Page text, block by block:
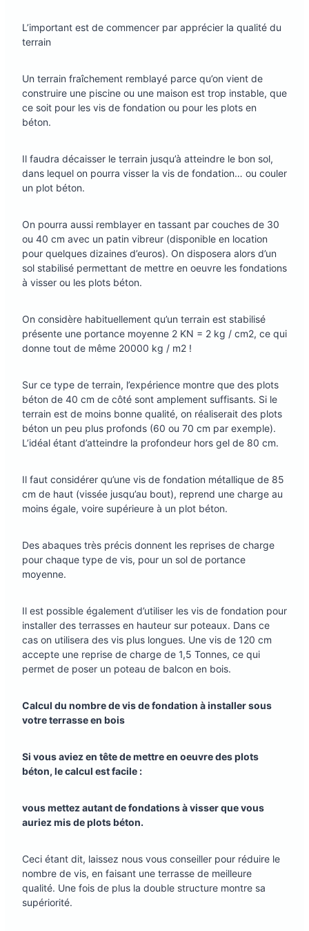
L’important est de commencer par apprécier la qualité du
terrain
Un terrain fraîchement remblayé parce qu’on vient de
construire une piscine ou une maison est trop instable, que
ce soit pour les vis de fondation ou pour les plots en
béton.
Il faudra décaisser le terrain jusqu’à atteindre le bon sol,
dans lequel on pourra visser la vis de fondation… ou couler
un plot béton.
On pourra aussi remblayer en tassant par couches de 30
ou 40 cm avec un patin vibreur (disponible en location
pour quelques dizaines d’euros). On disposera alors d’un
sol stabilisé permettant de mettre en oeuvre les fondations
à visser ou les plots béton.
On considère habituellement qu’un terrain est stabilisé
présente une portance moyenne 2 KN = 2 kg / cm2, ce qui
donne tout de même 20000 kg / m2 !
Sur ce type de terrain, l’expérience montre que des plots
béton de 40 cm de côté sont amplement suffisants. Si le
terrain est de moins bonne qualité, on réaliserait des plots
béton un peu plus profonds (60 ou 70 cm par exemple).
L’idéal étant d’atteindre la profondeur hors gel de 80 cm.
Il faut considérer qu’une vis de fondation métallique de 85
cm de haut (vissée jusqu’au bout), reprend une charge au
moins égale, voire supérieure à un plot béton.
Des abaques très précis donnent les reprises de charge
pour chaque type de vis, pour un sol de portance
moyenne.
Il est possible également d’utiliser les vis de fondation pour
installer des terrasses en hauteur sur poteaux. Dans ce
cas on utilisera des vis plus longues. Une vis de 120 cm
accepte une reprise de charge de 1,5 Tonnes, ce qui
permet de poser un poteau de balcon en bois.
Calcul du nombre de vis de fondation à installer sous
votre terrasse en bois
Si vous aviez en tête de mettre en oeuvre des plots
béton, le calcul est facile :
vous mettez autant de fondations à visser que vous
auriez mis de plots béton.
Ceci étant dit, laissez nous vous conseiller pour réduire le
nombre de vis, en faisant une terrasse de meilleure
qualité. Une fois de plus la double structure montre sa
supériorité.